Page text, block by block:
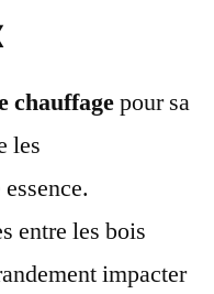
chauffagepour sa
les
entre les bois
impacter